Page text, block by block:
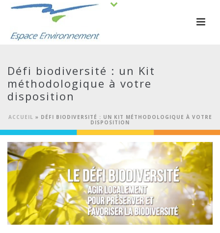
Défi biodiversité : un Kit
méthodologique à votre
disposition
ACCUEIL » DÉFI BIODIVERSITÉ : UN KIT MÉTHODOLOGIQUE À VOTRE
DISPOSITION